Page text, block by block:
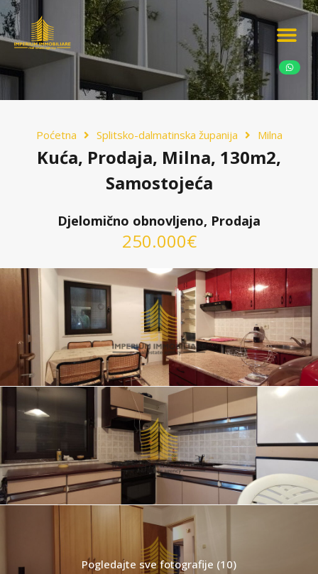
Poćetna Splitsko-dalmatinska županija Milna
Kuća, Prodaja, Milna, 130m2,
Samostojeća
Djelomično obnovljeno, Prodaja
250.000€
Pogledajte sve fotografije (10)